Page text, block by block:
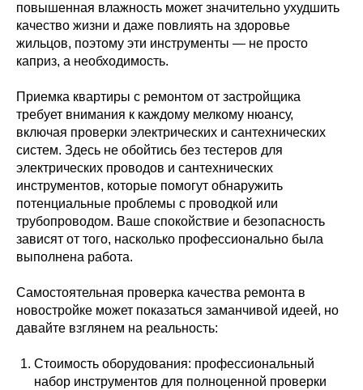
повышенная влажность может значительно ухудшить
качество жизни и даже повлиять на здоровье
жильцов, поэтому эти инструменты — не просто
каприз, а необходимость.
Приемка квартиры с ремонтом от застройщика
требует внимания к каждому мелкому нюансу,
включая проверки электрических и сантехнических
систем. Здесь не обойтись без тестеров для
электрических проводов и сантехнических
инструментов, которые помогут обнаружить
потенциальные проблемы с проводкой или
трубопроводом. Ваше спокойствие и безопасность
зависят от того, насколько профессионально была
выполнена работа.
Самостоятельная проверка качества ремонта в
новостройке может показаться заманчивой идеей, но
давайте взглянем на реальность:
Стоимость оборудования: профессиональный
набор инструментов для полноценной проверки